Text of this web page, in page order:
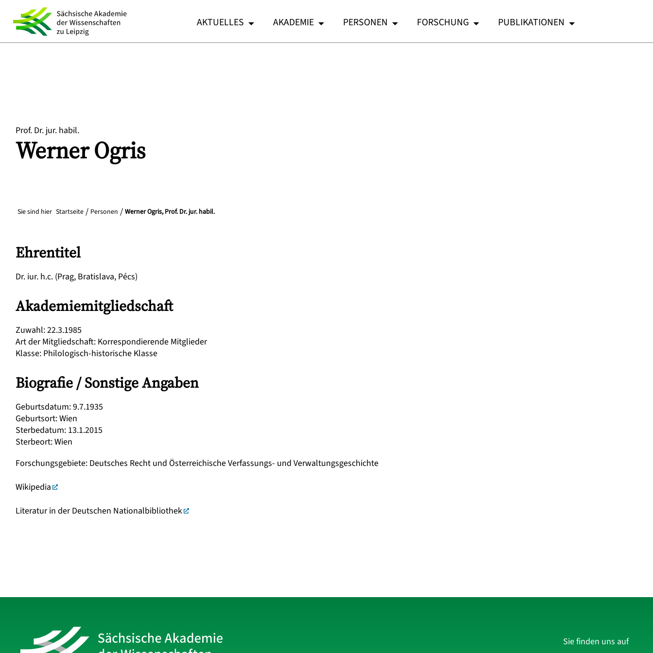
AKTUELLES AKADEMIE PERSONEN FORSCHUNG PUBLIKATIONEN
Prof. Dr. jur. habil.
WernerOgris
Sie sind hier Startseite Personen Werner Ogris, Prof. Dr. jur. habil.
Ehrentitel
Dr. iur. h.c. (Prag, Bratislava, Pécs)
Akademiemitgliedschaft
Zuwahl:22.3.1985
Art der Mitgliedschaft: Korrespondierende Mitglieder
Klasse: Philologisch-historische Klasse
Biografie / Sonstige Angaben
Geburtsdatum:9.7.1935
Geburtsort:Wien
Sterbedatum: 13.1.2015
Sterbeort:Wien
Forschungsgebiete: Deutsches Recht und Österreichische Verfassungs- und Verwaltungsgeschichte
Wikipedia
Literatur in der Deutschen Nationalbibliothek
Sie finden uns auf